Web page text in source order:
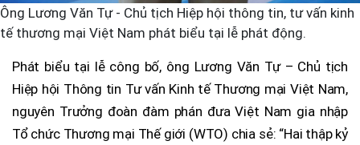
Ông Lương Văn Tự - Chủ tịch Hiệp hội thông tin, tư vấn kinh
tế thương mại Việt Nam phát biểu tại lễ phát động.
Phát biểu tại lễ công bố, ông Lương Văn Tự – Chủ tịch
Hiệp hội Thông tin Tư vấn Kinh tế Thương mại Việt Nam,
nguyên Trưởng đoàn đàm phán đưa Việt Nam gia nhập
Tổ chức Thương mại Thế giới (WTO) chia sẻ: “Hai thập kỷ